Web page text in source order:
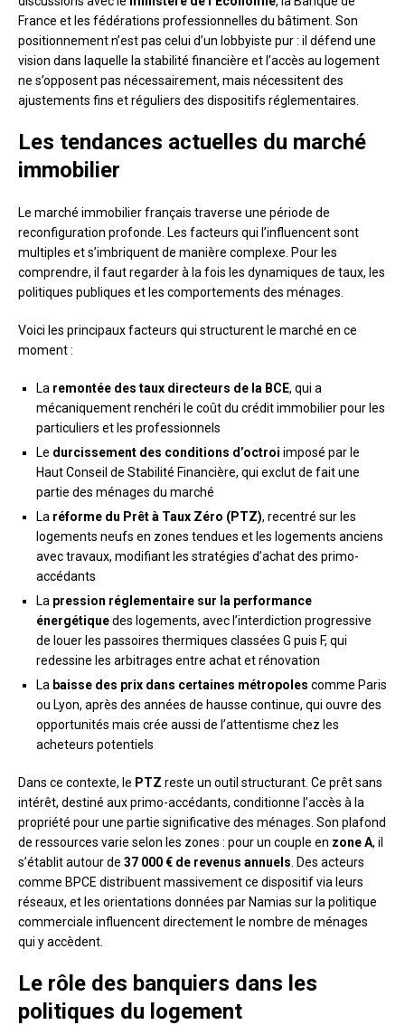
France et les fédérations professionnelles du bâtiment. Son
positionnement n’est pas celui d’un lobbyiste pur : il défend une
vision dans laquelle la stabilité financière et l’accès au logement
ne s’opposent pas nécessairement, mais nécessitent des
ajustements fins et réguliers des dispositifs réglementaires.
Les tendances actuelles du marché
immobilier
Le marché immobilier français traverse une période de
reconfiguration profonde. Les facteurs qui l’influencent sont
multiples et s’imbriquent de manière complexe. Pour les
comprendre, il faut regarder à la fois les dynamiques de taux, les
politiques publiques et les comportements des ménages.
Voici les principaux facteurs qui structurent le marché en ce
moment :
La remontée des taux directeurs de la BCE, qui a
mécaniquement renchéri le coût du crédit immobilier pour les
particuliers et les professionnels
Le durcissement des conditions d’octroi imposé par le
Haut Conseil de Stabilité Financière, qui exclut de fait une
partie des ménages du marché
La réforme du Prêt à Taux Zéro (PTZ), recentré sur les
logements neufs en zones tendues et les logements anciens
avec travaux, modifiant les stratégies d’achat des primo-
accédants
La pression réglementaire sur la performance
énergétiquedes logements, avec l’interdiction progressive
de louer les passoires thermiques classées G puis F, qui
redessine les arbitrages entre achat et rénovation
La baisse des prix dans certaines métropoles comme Paris
ou Lyon, après des années de hausse continue, qui ouvre des
opportunités mais crée aussi de l’attentisme chez les
acheteurs potentiels
Dans ce contexte, le PTZ reste un outil structurant. Ce prêt sans
intérêt, destiné aux primo-accédants, conditionne l’accès à la
propriété pour une partie significative des ménages. Son plafond
de ressources varie selon les zones : pour un couple en zone A, il
s’établit autour de 37 000 € de revenus annuels . Des acteurs
comme BPCE distribuent massivement ce dispositif via leurs
réseaux, et les orientations données par Namias sur la politique
commerciale influencent directement le nombre de ménages
qui y accèdent.
Le rôle des banquiers dans les
politiques du logement